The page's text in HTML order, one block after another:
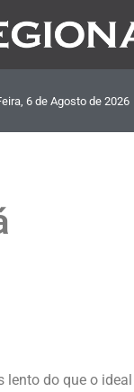
6 de Agosto de 2026
lento do que o